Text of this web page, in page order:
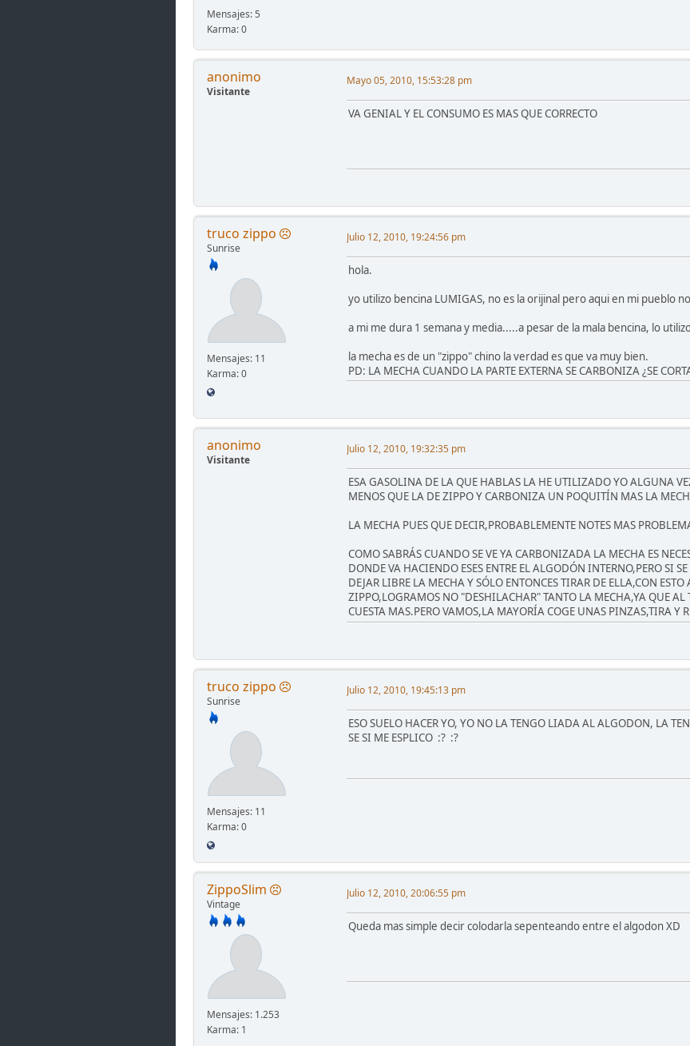
Mensajes: 5
Karma: 0
anonimo
Visitante
Mayo 05, 2010, 15:53:28 pm
VA GENIAL Y EL CONSUMO ES MAS QUE CORRECTO
truco zippo
Sunrise
Mensajes: 11
Karma: 0
Julio 12, 2010, 19:24:56 pm
hola.
yo utilizo bencina LUMIGAS, no es la orijinal pero aqui en mi pueblo
a mi me dura 1 semana y media.....a pesar de la mala bencina, lo
la mecha es de un "zippo" chino la verdad es que va muy bien.
PD: LA MECHA CUANDO LA PARTE EXTERNA SE CARBONIZA ¿SE
anonimo
Visitante
Julio 12, 2010, 19:32:35 pm
ESA GASOLINA DE LA QUE HABLAS LA HE UTILIZADO YO ALGUNA
MENOS QUE LA DE ZIPPO Y CARBONIZA UN POQUITÍN MAS LA
LA MECHA PUES QUE DECIR,PROBABLEMENTE NOTES MAS
COMO SABRÁS CUANDO SE VE YA CARBONIZADA LA MECHA ES
DONDE VA HACIENDO ESES ENTRE EL ALGODÓN INTERNO,PERO SI
DEJAR LIBRE LA MECHA Y SÓLO ENTONCES TIRAR DE ELLA,CON
ZIPPO,LOGRAMOS NO "DESHILACHAR" TANTO LA MECHA,YA QUE
CUESTA MAS.PERO VAMOS,LA MAYORÍA COGE UNAS PINZAS,TIRA Y
truco zippo
Sunrise
Mensajes: 11
Karma: 0
Julio 12, 2010, 19:45:13 pm
ESO SUELO HACER YO, YO NO LA TENGO LIADA AL ALGODON, LA
SE SI ME ESPLICO :? :?
ZippoSlim
Vintage
Mensajes: 1.253
Karma: 1
Julio 12, 2010, 20:06:55 pm
Queda mas simple decir colodarla sepenteando entre el algodon XD